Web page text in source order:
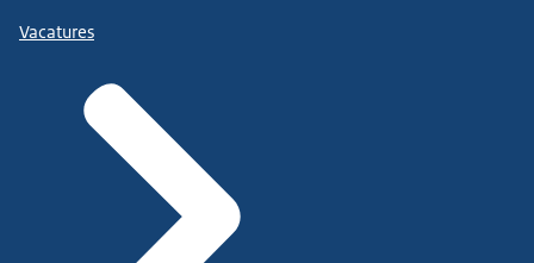
Vacatures